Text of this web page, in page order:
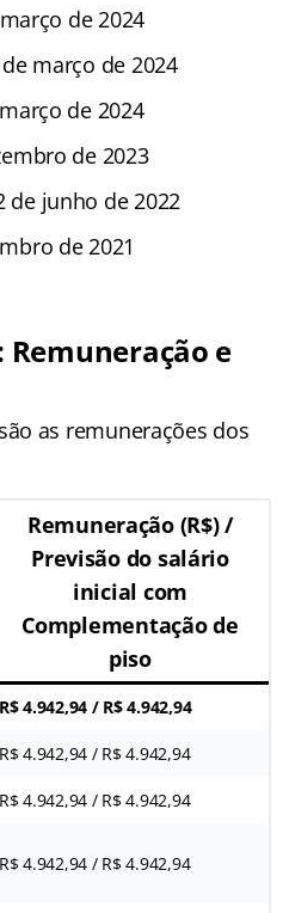
de 2024
de março de 2024
de 2024
de 2023
de junho de 2022
de 2021
Remuneração e
as remunerações dos
Remuneração (R$) /
Previsão do salário
inicial com
Complementação de
piso
R$ 4.942,94 / R$ 4.942,94
R$ 4.942,94 / R$ 4.942,94
R$ 4.942,94 / R$ 4.942,94
R$ 4.942,94 / R$ 4.942,94